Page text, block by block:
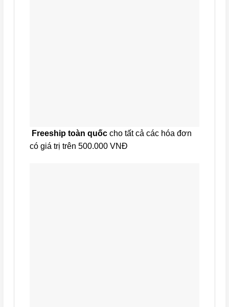
Freeship toàn quốc cho tất cả các hóa đơn
có giá trị trên 500.000 VNĐ